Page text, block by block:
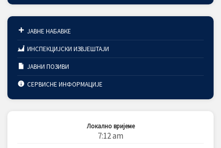
ЈАВНЕ НАБАВКЕ
ИНСПЕКЦИЈСКИ ИЗВЈЕШТАЈИ
ЈАВНИ ПОЗИВИ
СЕРВИСНЕ ИНФОРМАЦИЈЕ
Локално вријеме
7:12 am